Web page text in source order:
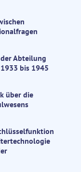
Abteilung
bis 1945
über die